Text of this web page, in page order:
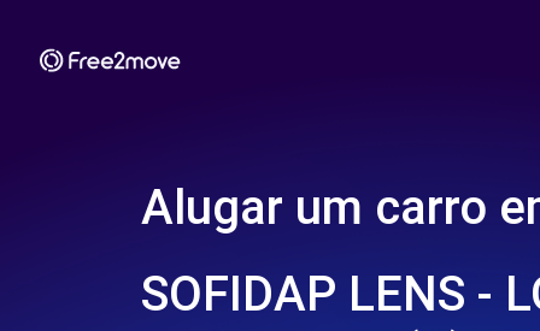
Alugar um carro
SOFIDAP LENS -